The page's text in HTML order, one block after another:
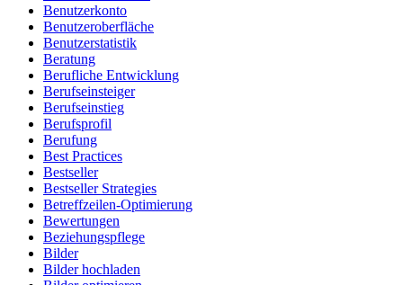
Benutzerkonto
Benutzeroberfläche
Benutzerstatistik
Beratung
Berufliche Entwicklung
Berufseinsteiger
Berufseinstieg
Berufsprofil
Berufung
Best Practices
Bestseller
Bestseller Strategies
Betreffzeilen-Optimierung
Bewertungen
Beziehungspflege
Bilder
Bilder hochladen